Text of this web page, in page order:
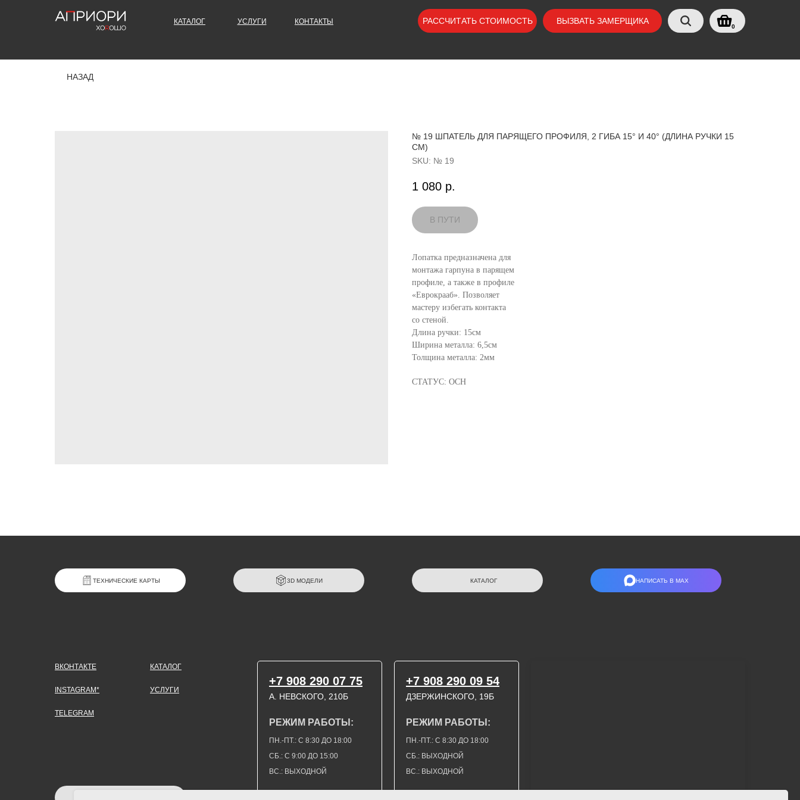
КОНТАКТЫ
УСЛУГИ
КАТАЛОГ ВЫЗВАТЬ ЗАМЕРЩИКА
РАССЧИТАТЬ СТОИМОСТЬ
0
НАЗАД
№ 19 ШПАТЕЛЬ ДЛЯ ПАРЯЩЕГО ПРОФИЛЯ, 2 ГИБА 15° И 40° (ДЛИНА РУЧКИ 15
СМ)
SKU: № 19
1 080 р.
Лопатка предназначена для
монтажа гарпуна в парящем
профиле, а также в профиле
«Еврокрааб». Позволяет
мастеру избегать контакта
со стеной.
Длина ручки: 15см
Ширина металла: 6,5см
Толщина металла: 2мм
СТАТУС: ОСН
НАПИСАТЬ В МАХ
КАТАЛОГ
3D МОДЕЛИ
ТЕХНИЧЕСКИЕ КАРТЫ
TELEGRAM
INSTAGRAM*
ВКОНТАКТЕ
ДЗЕРЖИНСКОГО, 19Б
ВС.: ВЫХОДНОЙ
СБ.: С 9:00 ДО 15:00
ПН.-ПТ.: С 8:30 ДО 18:00
А. НЕВСКОГО, 210Б
УСЛУГИ
+7 908 290 09 54
РЕЖИМ РАБОТЫ:
ВС.: ВЫХОДНОЙ
СБ.: ВЫХОДНОЙ
ПН.-ПТ.: С 8:30 ДО 18:00
РЕЖИМ РАБОТЫ:
+7 908 290 07 75
КАТАЛОГ